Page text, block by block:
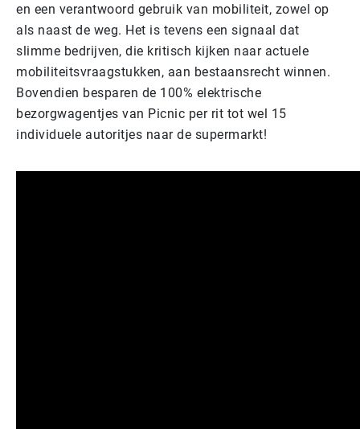
en een verantwoord gebruik van mobiliteit, zowel op
als naast de weg. Het is tevens een signaal dat
slimme bedrijven, die kritisch kijken naar actuele
mobiliteitsvraagstukken, aan bestaansrecht winnen.
Bovendien besparen de 100% elektrische
bezorgwagentjes van Picnic per rit tot wel 15
individuele autoritjes naar de supermarkt!